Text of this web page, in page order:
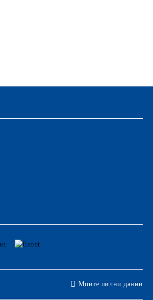
Моите лични данни